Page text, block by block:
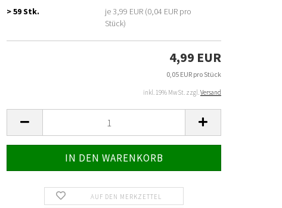
> 59 Stk.
je 3,99 EUR (0,04 EUR pro
Stück)
4,99 EUR
0,05 EUR pro Stück
inkl. 19% MwSt. zzgl.Versand
AUF DEN MERKZETTEL